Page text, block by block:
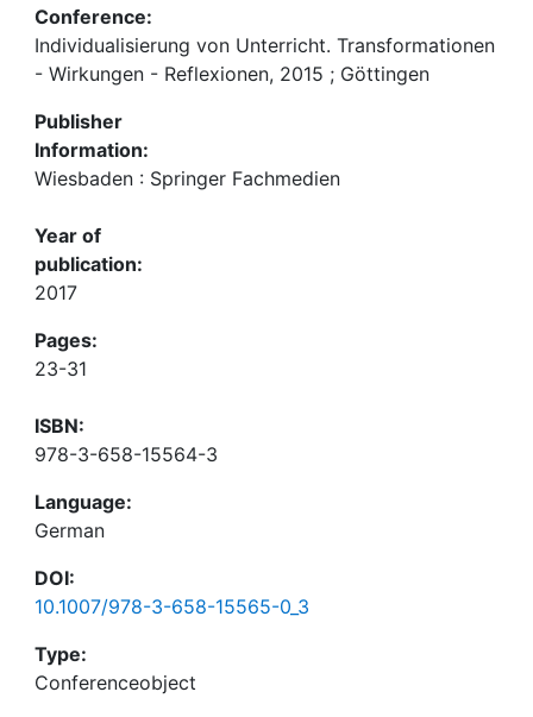
Conference:
Individualisierung von Unterricht. Transformationen
- Wirkungen - Reflexionen, 2015 ; Göttingen
Publisher
Information:
Wiesbaden : Springer Fachmedien
Year of
publication:
2017
Pages:
23-31
ISBN:
978-3-658-15564-3
Language:
German
DOI:
10.1007/978-3-658-15565-0_3
Type:
Conferenceobject